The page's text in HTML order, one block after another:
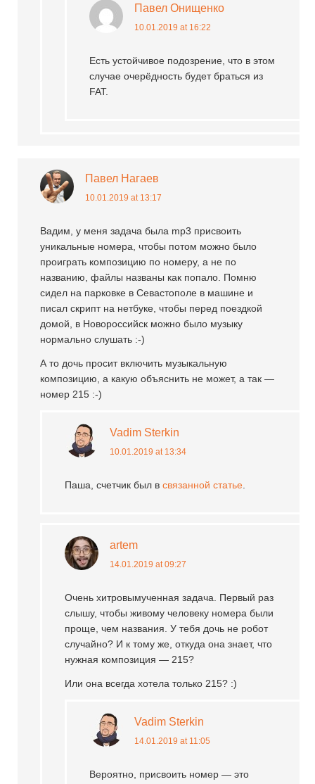
Павел Онищенко
10.01.2019 at 16:22
Есть устойчивое подозрение, что в этом
случае очерёдность будет браться из
FAT.
Павел Нагаев
10.01.2019 at 13:17
Вадим, у меня задача была mp3 присвоить
уникальные номера, чтобы потом можно было
проиграть композицию по номеру, а не по
названию, файлы названы как попало. Помню
сидел на парковке в Севастополе в машине и
писал скрипт на нетбуке, чтобы перед поездкой
домой, в Новороссийск можно было музыку
нормально слушать :-)
А то дочь просит включить музыкальную
композицию, а какую объяснить не может, а так —
номер 215 :-)
Vadim Sterkin
10.01.2019 at 13:34
Паша, счетчик был всвязанной статье
artem
14.01.2019 at 09:27
Очень хитровымученная задача. Первый раз
слышу, чтобы живому человеку номера были
проще, чем названия. У тебя дочь не робот
случайно? И к тому же, откуда она знает, что
нужная композиция — 215?
Или она всегда хотела только 215? :)
Vadim Sterkin
14.01.2019 at 11:05
Вероятно, присвоить номер — это